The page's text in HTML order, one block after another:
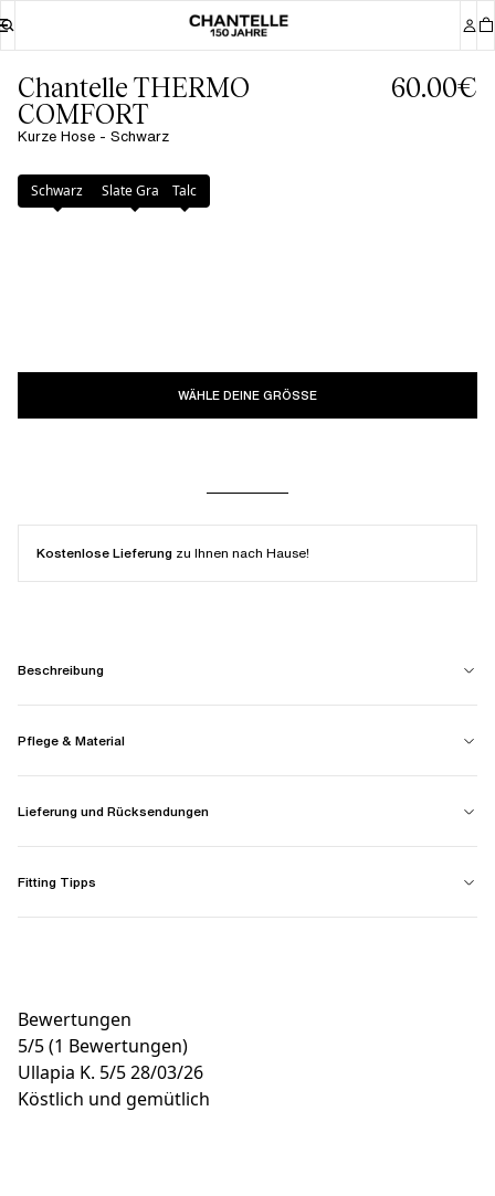
Chantelle THERMO
COMFORT
Kurze Hose - Schwarz
60.00€
Farbe: Schwarz
Schwarz Slate Grau Talc
WÄHLE DEINE GRÖSSE
Kostenlose Lieferung zu Ihnen nach Hause!
Beschreibung
Pflege & Material
Lieferung und Rücksendungen
Fitting Tipps
Bewertungen
5/5(1 Bewertungen)
Ullapia K. 5/528/03/26
Köstlich und gemütlich